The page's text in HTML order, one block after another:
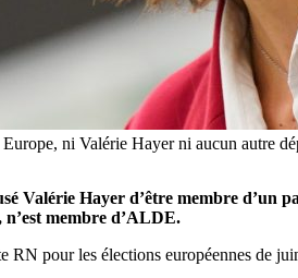
ni Valérie Hayer ni aucun autre
Valérie Hayer d’être membre
membre d’ALDE.
RN pour les élections européennes